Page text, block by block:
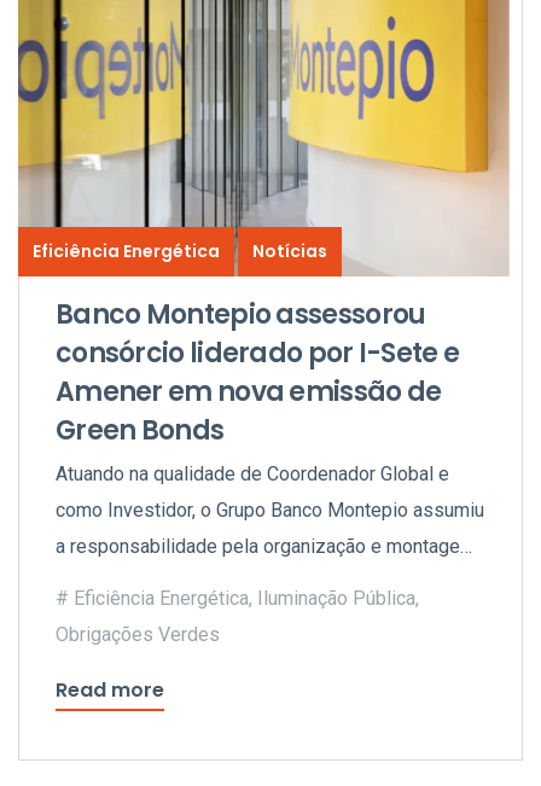
Eficiência Energética Notícias
Banco Montepio assessorou
consórcio liderado por I-Sete e
Amener em nova emissão de
Green Bonds
Atuando na qualidade de Coordenador Global e
como Investidor, o Grupo Banco Montepio assumiu
a responsabilidade pela organização e montagem
Eficiência Energética, Iluminação Pública,
Obrigações Verdes
Read more